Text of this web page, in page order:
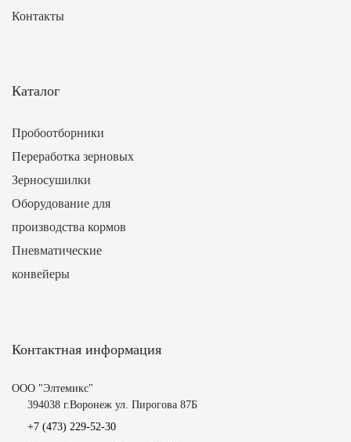
Контакты
Каталог
Пробоотборники
Переработка зерновых
Зерносушилки
Оборудование для
производства кормов
Пневматические
конвейеры
Контактная информация
ООО "Элтемикс"
394038 г.Воронеж ул. Пирогова 87Б
+7 (473) 229-52-30